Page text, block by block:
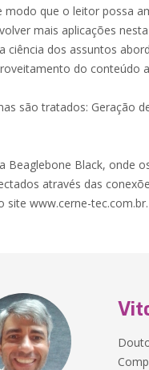
modo que o leitor possa
mais aplicações
ciência dos assuntos
do conteúdo
são tratados: Geração
Beaglebone Black, onde
através das
site www.cerne-tec.com.br.